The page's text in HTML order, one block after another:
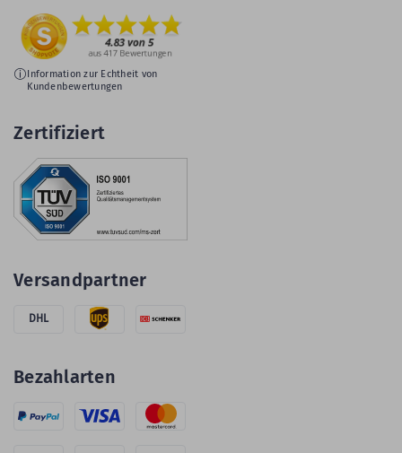
Information zur Echtheit von
Kundenbewertungen
Zertifiziert
Versandpartner
DHL
Bezahlarten